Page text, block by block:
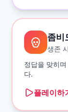
좀비
생존
정답을 맞히
다.
플레이하